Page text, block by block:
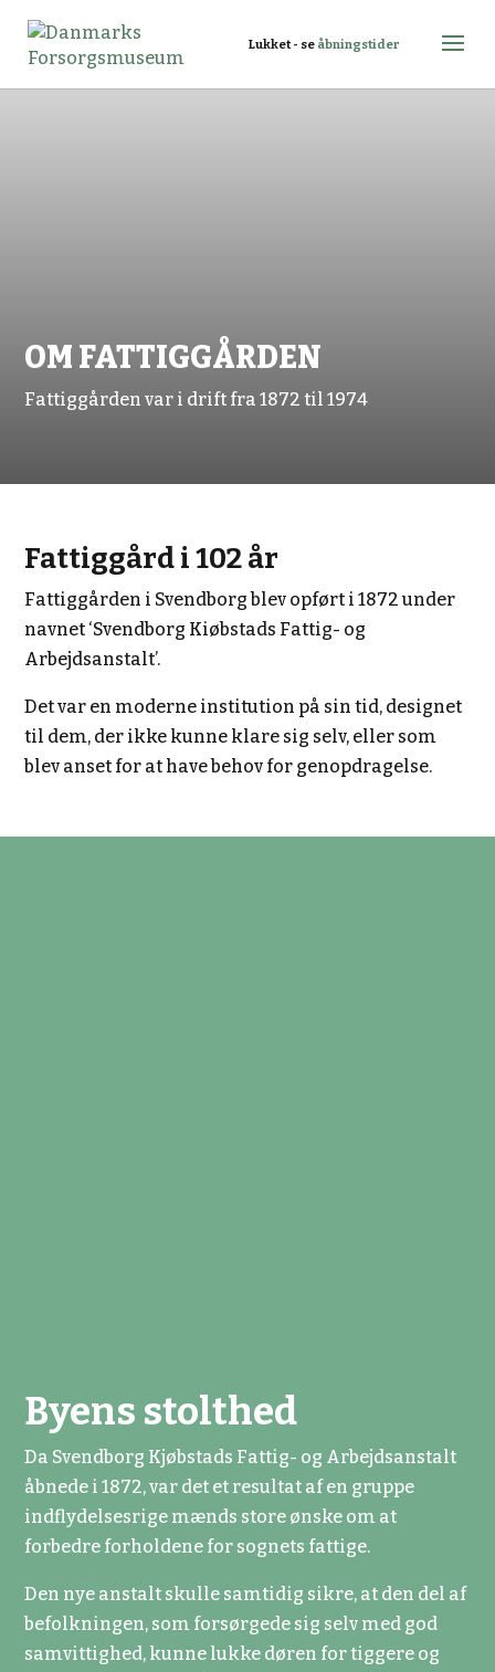
Lukket - se åbningstider
OM FATTIGGÅRDEN
Fattiggården var i drift fra 1872 til 1974
Fattiggård i 102 år
Fattiggården i Svendborg blev opført i 1872 under
navnet ‘Svendborg Kiøbstads Fattig- og
Arbejdsanstalt’.
Det var en moderne institution på sin tid, designet
til dem, der ikke kunne klare sig selv, eller som
blev anset for at have behov for genopdragelse.
Byens stolthed
Da Svendborg Kjøbstads Fattig- og Arbejdsanstalt
åbnede i 1872, var det et resultat af en gruppe
indflydelsesrige mænds store ønske om at
forbedre forholdene for sognets fattige.
Den nye anstalt skulle samtidig sikre, at den del af
befolkningen, som forsørgede sig selv med god
samvittighed, kunne lukke døren for tiggere og